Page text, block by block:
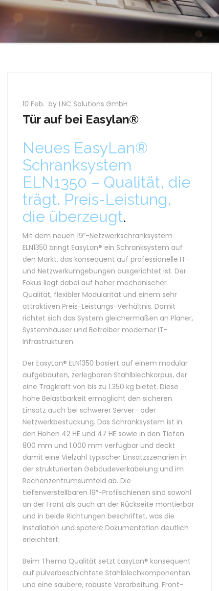
10 Feb. by LNC Solutions GmbH
Tür auf bei Easylan®
Neues EasyLan®
Schranksystem
ELN1350 – Qualität, die
trägt. Preis-Leistung,
die überzeugt.
Mit dem neuen 19″-Netzwerkschranksystem
ELN1350 bringt EasyLan® ein Schranksystem auf
den Markt, das konsequent auf professionelle IT-
und Netzwerkumgebungen ausgerichtet ist. Der
Fokus liegt dabei auf hoher mechanischer
Qualität, flexibler Modularität und einem sehr
attraktiven Preis-Leistungs-Verhältnis. Damit
richtet sich das System gleichermaßen an Planer,
Systemhäuser und Betreiber moderner IT-
Infrastrukturen.
Der EasyLan® ELN1350 basiert auf einem modular
aufgebauten, zerlegbaren Stahlblechkorpus, der
eine Tragkraft von bis zu 1.350 kg bietet. Diese
hohe Belastbarkeit ermöglicht den sicheren
Einsatz auch bei schwerer Server- oder
Netzwerkbestückung. Das Schranksystem ist in
den Höhen 42 HE und 47 HE sowie in den Tiefen
800 mm und 1.000 mm verfügbar und deckt
damit eine Vielzahl typischer Einsatzszenarien in
der strukturierten Gebäudeverkabelung und im
Rechenzentrumsumfeld ab. Die
tiefenverstellbaren 19″-Profilschienen sind sowohl
an der Front als auch an der Rückseite montierbar
und in beide Richtungen beschriftet, was die
Installation und spätere Dokumentation deutlich
erleichtert.
Beim Thema Qualität setzt EasyLan® konsequent
auf pulverbeschichtete Stahlblechkomponenten
und eine saubere, robuste Verarbeitung. Front-